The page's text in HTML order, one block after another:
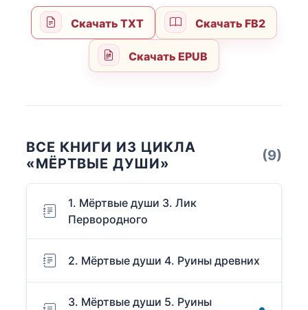
Скачать TXT Скачать FB2
Скачать EPUB
ВСЕ КНИГИ ИЗ ЦИКЛА
«МЁРТВЫЕ ДУШИ»
(9)
1. Мёртвые души 3. Лик
Первородного
2. Мёртвые души 4. Руины древних
3. Мёртвые души 5. Руины